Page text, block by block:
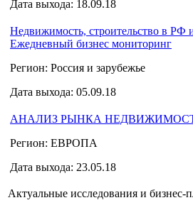
Дата выхода: 18.09.18
Недвижимость, строительство в РФ
Ежедневный бизнес мониторинг
Регион: Россия и зарубежье
Дата выхода: 05.09.18
АНАЛИЗ РЫНКА
Регион: ЕВРОПА
Дата выхода: 23.05.18
Актуальные исследования и бизнес-